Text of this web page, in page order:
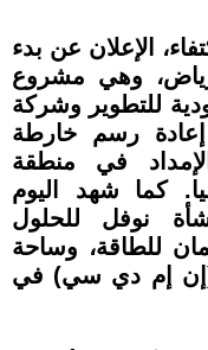
الإعلان عن بدء
وهي مشروع
للتطوير وشركة
رسم خارطة
في منطقة
كما شهد اليوم
نوفل للحلول
للطاقة، وساحة
(إن إم دي سي) في